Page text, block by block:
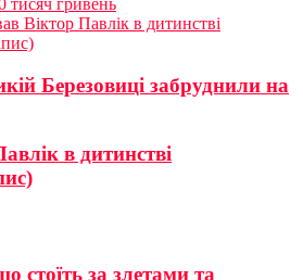
тисяч гривень
Віктор Павлік в дитинстві
Березовиці забруднили на
в дитинстві
стоїть за злетами та